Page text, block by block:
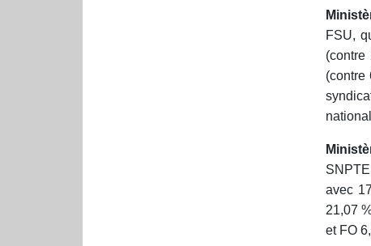
FSU,
(contre
avec
21,07
et FO